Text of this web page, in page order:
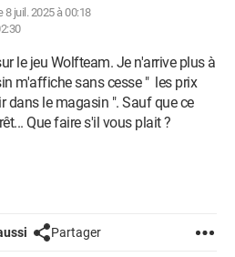
8 juil. 2025 à 00:18
le jeu Wolfteam. Je n'arrive plus à
m'affiche sans cesse " les prix
dans le magasin ". Sauf que ce
Que faire s'il vous plait ?
Partager